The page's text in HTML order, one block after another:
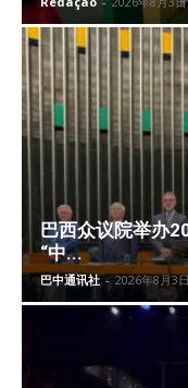
巴西众议院举办
“中...
巴中通讯社 - 2026年8月3